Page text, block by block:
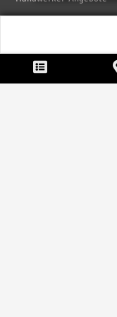
Firma eintragen und
* Unsere Preise